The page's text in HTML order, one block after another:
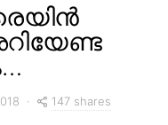
147 shares